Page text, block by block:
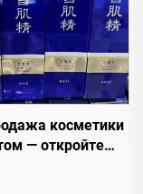
косметики
— откройте